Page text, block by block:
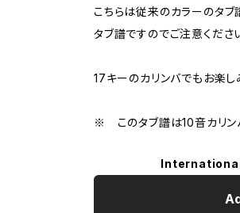
こちらは従来のカラーのタブ
タブ譜ですのでご注意くださ
17キーのカリンバでもお楽し
※ このタブ譜は10音カリン